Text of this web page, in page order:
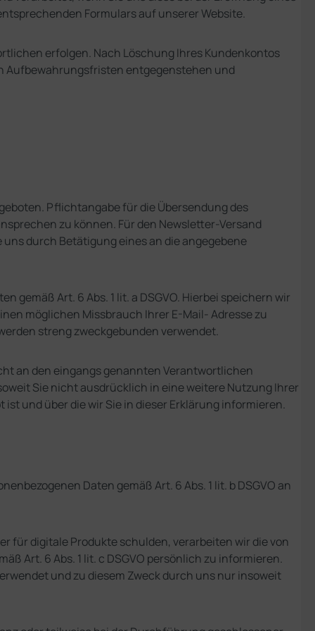
Formulars auf unserer Website.
erfolgen. Nach Löschung Ihres Kundenkontos
Aufbewahrungsfristen entgegenstehen und
Pflichtangabe für die Übersendung des
zu können. Für den Newsletter-Versand
durch Betätigung eines an die angegebene
Art. 6 Abs. 1 lit. a DSGVO. Hierbei speichern wir
möglichen Missbrauch Ihrer E-Mail- Adresse zu
streng zweckgebunden verwendet.
an den eingangs genannten Verantwortlichen
Sie nicht ausdrücklich in eine weitere Nutzung Ihrer
und über die wir Sie in dieser Erklärung informieren.
Daten gemäß Art. 6 Abs. 1 lit. b DSGVO an
für digitale Produkte schulden, verarbeiten wir die von
Art. 6 Abs. 1 lit. c DSGVO persönlich zu informieren.
und zu diesem Zweck durch uns nur insoweit